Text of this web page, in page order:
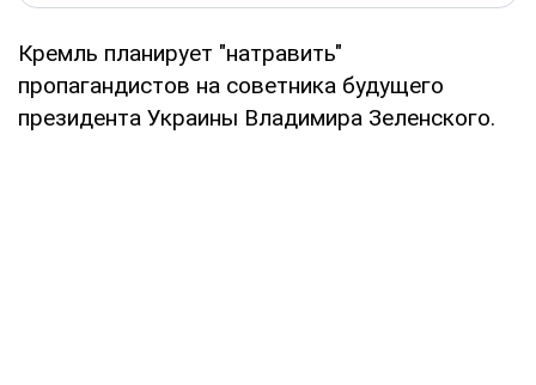
Кремль планирует "натравить"
пропагандистов на советника будущего
президента Украины Владимира Зеленского.